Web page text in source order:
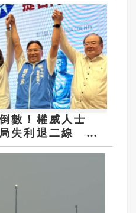
數！權威人士
失利退二線 鄭
區